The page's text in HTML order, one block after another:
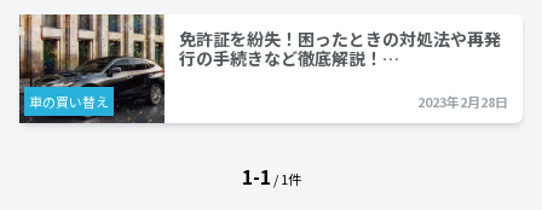
車の買い替え
免許証を紛失！困ったときの対処法や再発
行の手続きなど徹底解説！…
2023年2月28日
1-1 / 1件